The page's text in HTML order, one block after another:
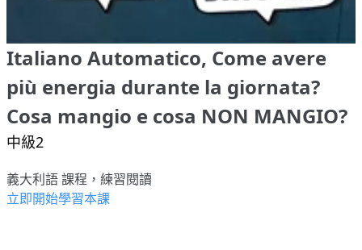
Italiano Automatico, Come avere
più energia durante la giornata?
Cosa mangio e cosa NON MANGIO?
中級2
義大利語 課程，練習閱讀
立即開始學習本課